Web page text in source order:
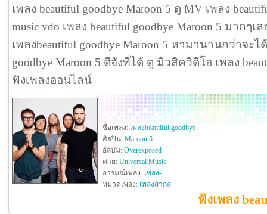
เพลง beautiful goodbye Maroon 5 ดู MV เพลง
music vdo เพลง beautiful goodbye Maroon 5 มากๆเ
เพลงbeautiful goodbye Maroon 5 หามานานกว่าจะไ
goodbye Maroon 5 ดีจังที่ได้ ดู มิวสิควิดีโอ เพลง
ฟังเพลงออนไลน์
ชื่อเพลง: เพลงbeautiful goodbye
ศิลปิน: Maroon 5
อัลบัม: Overexposed
ค่าย: Universal Music
อารมณ์เพลง: เพลง-
หมวดเพลง: เพลงสากล
ฟังเพลง